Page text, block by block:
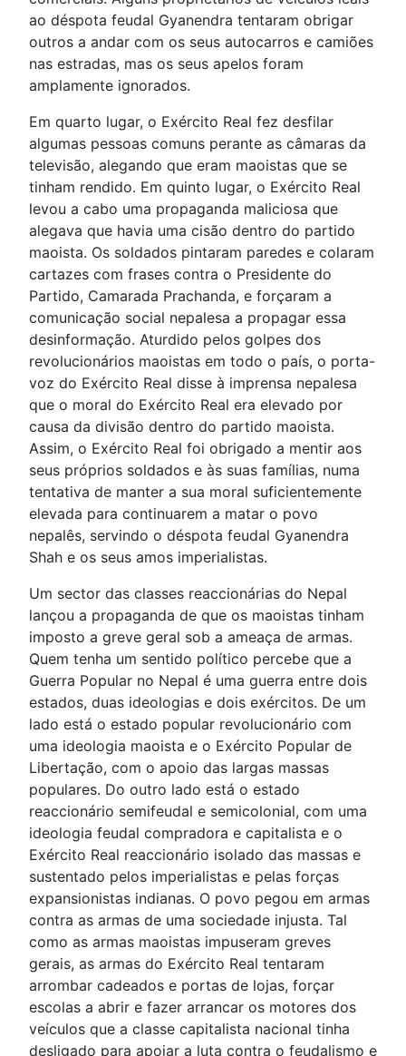
ao déspota feudal Gyanendra tentaram obrigar
outros a andar com os seus autocarros e camiões
nas estradas, mas os seus apelos foram
amplamente ignorados.
Em quarto lugar, o Exército Real fez desfilar
algumas pessoas comuns perante as câmaras da
televisão, alegando que eram maoistas que se
tinham rendido. Em quinto lugar, o Exército Real
levou a cabo uma propaganda maliciosa que
alegava que havia uma cisão dentro do partido
maoista. Os soldados pintaram paredes e colaram
cartazes com frases contra o Presidente do
Partido, Camarada Prachanda, e forçaram a
comunicação social nepalesa a propagar essa
desinformação. Aturdido pelos golpes dos
revolucionários maoistas em todo o país, o porta-
voz do Exército Real disse à imprensa nepalesa
que o moral do Exército Real era elevado por
causa da divisão dentro do partido maoista.
Assim, o Exército Real foi obrigado a mentir aos
seus próprios soldados e às suas famílias, numa
tentativa de manter a sua moral suficientemente
elevada para continuarem a matar o povo
nepalês, servindo o déspota feudal Gyanendra
Shah e os seus amos imperialistas.
Um sector das classes reaccionárias do Nepal
lançou a propaganda de que os maoistas tinham
imposto a greve geral sob a ameaça de armas.
Quem tenha um sentido político percebe que a
Guerra Popular no Nepal é uma guerra entre dois
estados, duas ideologias e dois exércitos. De um
lado está o estado popular revolucionário com
uma ideologia maoista e o Exército Popular de
Libertação, com o apoio das largas massas
populares. Do outro lado está o estado
reaccionário semifeudal e semicolonial, com uma
ideologia feudal compradora e capitalista e o
Exército Real reaccionário isolado das massas e
sustentado pelos imperialistas e pelas forças
expansionistas indianas. O povo pegou em armas
contra as armas de uma sociedade injusta. Tal
como as armas maoistas impuseram greves
gerais, as armas do Exército Real tentaram
arrombar cadeados e portas de lojas, forçar
escolas a abrir e fazer arrancar os motores dos
veículos que a classe capitalista nacional tinha
desligado para apoiar a luta contra o feudalismo e